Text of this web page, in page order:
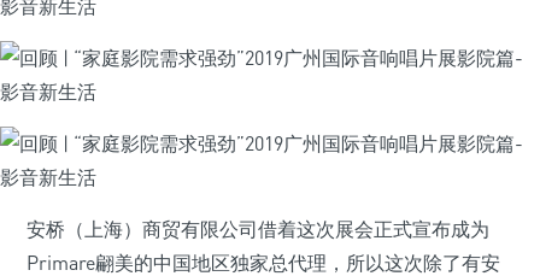
安桥（上海）商贸有限公司借着这次展会正式宣布成为
Primare翩美的中国地区独家总代理，所以这次除了有安